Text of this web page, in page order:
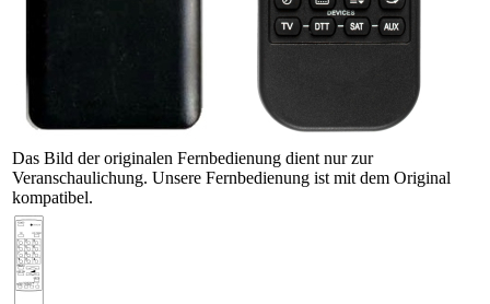
Das Bild der originalen Fernbedienung dient nur zur
Veranschaulichung. Unsere Fernbedienung ist mit dem Original
kompatibel.